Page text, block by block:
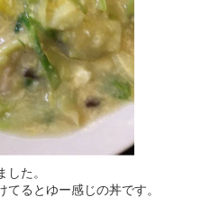
た。
るとゆー感じの丼です。